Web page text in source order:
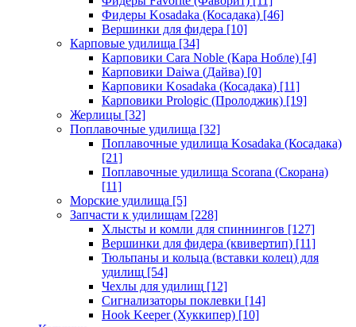
Фидеры Kosadaka (Косадака) [46]
Вершинки для фидера [10]
Карповые удилища [34]
Карповики Cara Noble (Кара Нобле) [4]
Карповики Daiwa (Дайва) [0]
Карповики Kosadaka (Косадака) [11]
Карповики Prologic (Пролоджик) [19]
Жерлицы [32]
Поплавочные удилища [32]
Поплавочные удилища Kosadaka (Косадака)
[21]
Поплавочные удилища Scorana (Скорана)
[11]
Морские удилища [5]
Запчасти к удилищам [228]
Хлысты и комли для спиннингов [127]
Вершинки для фидера (квивертип) [11]
Тюльпаны и кольца (вставки колец) для
удилищ [54]
Чехлы для удилищ [12]
Сигнализаторы поклевки [14]
Hook Keeper (Хуккипер) [10]